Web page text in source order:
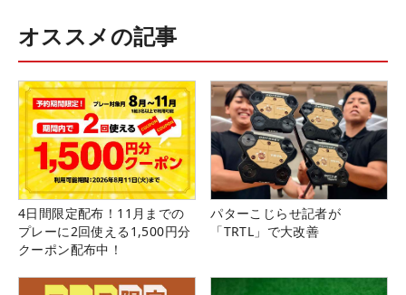
オススメの記事
4日間限定配布！11月までの
プレーに2回使える1,500円分
クーポン配布中！
パターこじらせ記者が
「TRTL」で大改善